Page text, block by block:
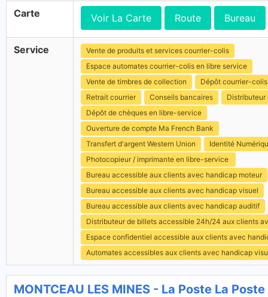
Carte Voir La Carte Route Bureau
Service
Vente de produits et services courrier-colis
Espace automates courrier-colis en libre service
Vente de timbres de collection
Dépôt courrier-colis
Retrait courrier
Conseils bancaires
Distributeur
Dépôt de chèques en libre-service
Ouverture de compte Ma French Bank
Transfert d'argent Western Union
Identité
Photocopieur / imprimante en libre-service
Bureau accessible aux clients avec handicap moteur
Bureau accessible aux clients avec handicap visuel
Bureau accessible aux clients avec handicap auditif
Distributeur de billets accessible 24h/24 aux clients
Espace confidentiel accessible aux clients avec
Automates accessibles aux clients avec handicap
MONTCEAU LES MINES - La Poste La Poste